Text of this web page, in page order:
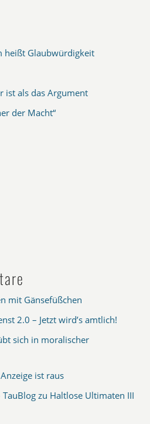
heißt Glaubwürdigkeit
ist als das Argument
der Macht“
mit Gänsefüßchen
2.0 – Jetzt wird’s amtlich!
sich in moralischer
ist raus
zu Haltlose Ultimaten III